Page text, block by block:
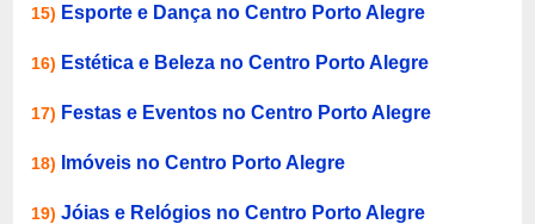
15) Esporte e Dança no Centro Porto Alegre
16) Estética e Beleza no Centro Porto Alegre
17) Festas e Eventos no Centro Porto Alegre
18) Imóveis no Centro Porto Alegre
19)Jóias e Relógios no Centro Porto Alegre